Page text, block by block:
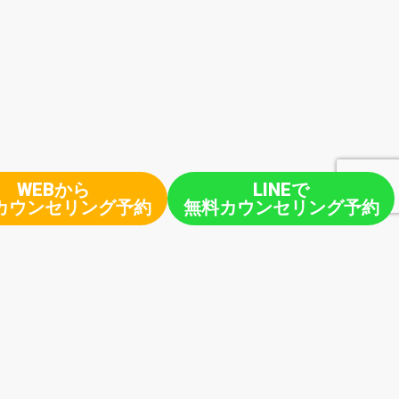
WEBから
ウンセリング予約
LINEで
無料カウンセリング予約